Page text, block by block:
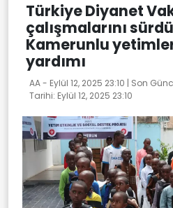
Türkiye Diyanet
çalışmalarını
Kamerunlu
yardımı
AA - Eylül 12, 2025 23:10 | Son
Tarihi: Eylül 12, 2025 23:10